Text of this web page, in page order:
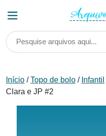
Início /Topo de bolo / Infantil
Clara e JP #2